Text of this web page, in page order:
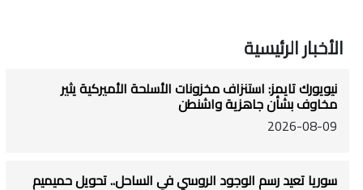
الأخبار الرئيسية
نيويورك تايمز: استنزاف مخزونات الأسلحة الأميركية يثير
مخاوف بشأن جاهزية واشنطن
2026-08-09
سوريا تعيد رسم الوجود الروسي في الساحل.. تحويل حميميم